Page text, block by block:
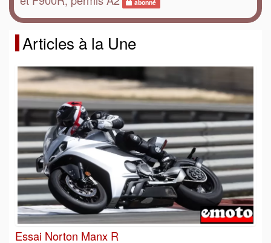
abonné
Articles à la Une
Essai Norton Manx R